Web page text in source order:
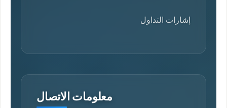
إشارات التداول
معلومات الاتصال